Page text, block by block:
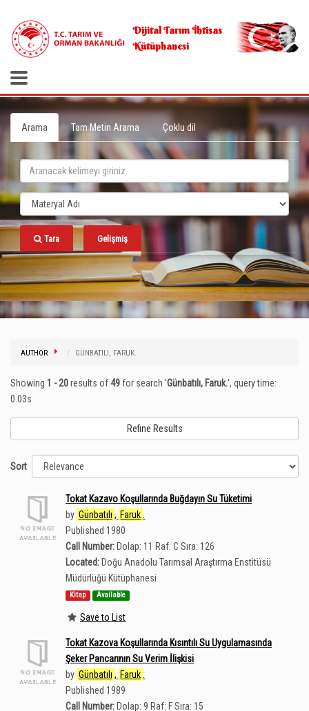
Dijital Tarım İhtisas
Kütüphanesi
Arama Tam Metin Arama Çoklu dil
Tara Gelişmiş
AUTHOR GÜNBATILI, FARUK.
Showing 1 - 20results of49for search 'Günbatılı, Faruk.', query time:
0.03s
Refine Results
Sort
Tokat Kazavo Koşullarında Buğdayın Su Tüketimi
by Günbatılı , Faruk
Published 1980
Call Number: Dolap: 11 Raf: C Sıra: 126
Located: Doğu Anadolu Tarımsal Araştırma Enstitüsü
Müdürlüğü Kütüphanesi
Kitap Available
Save to List
Tokat Kazova Koşullarında Kısıntılı Su Uygulamasında
Şeker Pancarının Su Verim İlişkisi
by Günbatılı , Faruk
Published 1989
Call Number: Dolap: 9 Raf: F Sıra: 15